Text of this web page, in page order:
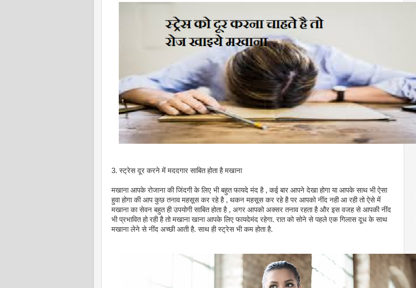
3. स्ट्रेस दूर करने में मददगार साबित होता है मखाना
मखाना आपके रोजाना की जिंदगी के लिए भी बहुत फायदे मंद है , कई बार आपने देखा होगा या आपके साथ भी ऐसा
हुवा होगा की आप कुछ तनाव महसूस कर रहे है , थकन महसूस कर रहे है पर आपको नींद नही आ रही तो ऐसे में
मखाना का सेवन बहुत ही उपयोगी साबित होता है , अगर आपको अक्सर तनाव रहता है और इस वजह से आपकी नींद
भी प्रभावित हो रही है तो मखाना खाना आपके लिए फायदेमंद रहेगा. रात को सोने से पहले एक गिलास दूध के साथ
मखाना लेने से नींद अच्छी आती है. साथ ही स्ट्रेस भी कम होता है.